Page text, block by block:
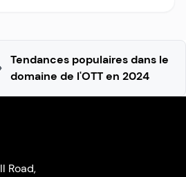
Tendances populaires dans le
domaine de l'OTT en 2024
Road,